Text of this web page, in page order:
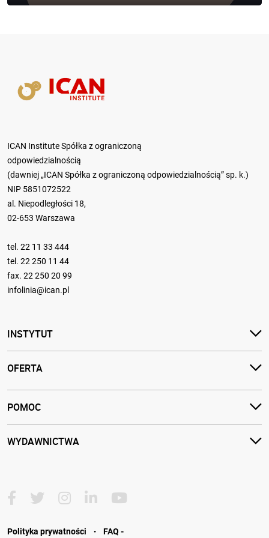
ICAN Institute Spółka z ograniczoną
odpowiedzialnością
(dawniej „ICAN Spółka z ograniczoną odpowiedzialnością” sp. k.)
NIP 5851072522
al. Niepodległości 18,
02-653 Warszawa
tel. 22 11 33 444
tel. 22 250 11 44
fax. 22 250 20 99
infolinia@ican.pl
INSTYTUT
OFERTA
POMOC
WYDAWNICTWA
Polityka prywatności · FAQ -